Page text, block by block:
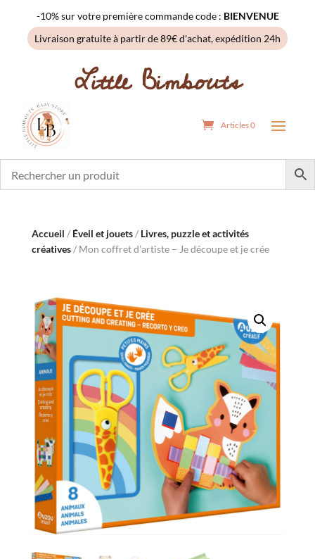
-10% sur votre première commande code : BIENVENUE
Livraison gratuite à partir de 89€ d'achat, expédition 24h
Little Bimbouts
Articles 0
Accueil / Éveil et jouets/ Livres, puzzle et activités
créatives/ Mon coffret d’artiste – Je découpe et je crée